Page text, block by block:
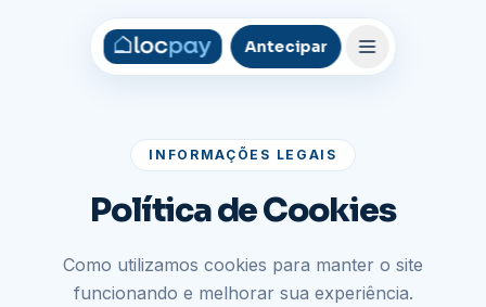
Antecipar
INFORMAÇÕES LEGAIS
Política de Cookies
Como utilizamos cookies para manter o site
funcionando e melhorar sua experiência.